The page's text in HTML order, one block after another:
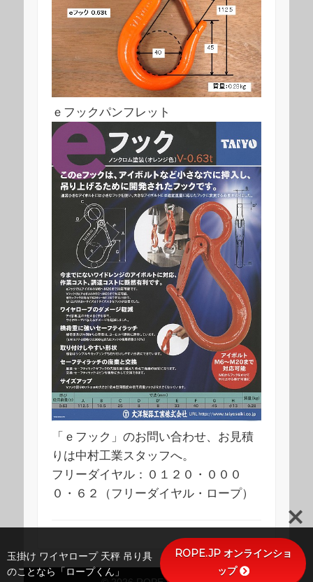
ｅフックパンフレット
「ｅフック」のお問い合わせ、お見積
りは中村工業スタッフへ。
フリーダイヤル：０１２０・０００
０・６２（フリーダイヤル・ロープ）
玉掛け ワイヤロープ 天秤 吊り具
のことなら「ロープくん」
ROPE.JP オンラインショ
ップ